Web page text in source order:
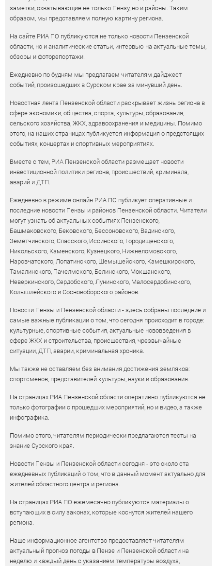
заметки, охватывающие не только Пензу, но и районы. Таким
образом, мы представляем полную картину региона.
На сайте РИА ПО публикуются не только новости Пензенской
области, но и аналитические статьи, интервью на актуальные темы,
обзоры и фоторепортажи.
Ежедневно по будням мы предлагаем читателям дайджест
событий, произошедших в Сурском крае за минувший день.
Новостная лента Пензенской области раскрывает жизнь региона в
сфере экономики, общества, спорта, культуры, образования,
сельского хозяйства, ЖКХ, здравоохранения и медицины. Помимо
этого, на наших страницах публикуется информация о предстоящих
событиях, концертах и спортивных мероприятиях.
Вместе с тем, РИА Пензенской области размещает новости
инвестиционной политики региона, происшествий, криминала,
аварий и ДТП.
Ежедневно в режиме онлайн РИА ПО публикует оперативные и
последние новости Пензы и районов Пензенской области. Читатели
могут узнать об актуальных событиях Пензенского,
Башмаковского, Бековского, Бессоновского, Вадинского,
Земетчинского, Спасского, Иссинского, Городищенского,
Никольского, Каменского, Кузнецкого, Нижнеломовского,
Наровчатского, Лопатинского, Шемышейского, Камешкирского,
Тамалинского, Пачелмского, Белинского, Мокшанского,
Неверкинского, Сердобского, Лунинского, Малосердобинского,
Колышлейского и Сосновоборского районов.
Новости Пензы и Пензенской области - здесь собраны последние и
самые важные публикации о том, что сегодня происходит в городе:
культурные, спортивные события, актуальные нововведения в
сфере ЖКХ и строительства, происшествия, чрезвычайные
ситуации, ДТП, аварии, криминальная хроника.
Мы также не оставляем без внимания достижения земляков:
спортсменов, представителей культуры, науки и образования.
На страницах РИА Пензенской области оперативно публикуются не
только фотографии с прошедших мероприятий, но и видео, а также
инфографика.
Помимо этого, читателям периодически предлагаются тесты на
знание Сурского края.
Новости Пензы и Пензенской области сегодня - это около ста
ежедневных публикаций о том, что в данный момент актуально для
жителей областного центра и региона.
На страницах РИА ПО ежемесячно публикуются материалы о
вступающих в силу законах, которые коснутся жителей нашего
региона.
Наше информационное агентство предоставляет читателям
актуальный прогноз погоды в Пензе и Пензенской области на
неделю и каждый день с указанием температуры воздуха,